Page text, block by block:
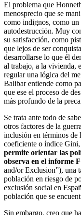
El problema que
menosprecio que se
como indignos, como un
autodestrucción. Muy
su satisfacción, como
que lejos de ser
desarrollarse lo que él
al trabajo, a la vivienda,
regular una lógica del
Balibar entiende como
que ese el proceso de
más profundo de la
Se trata ante todo de
otros factores de la
inclusión en términos de
coeficiente o índice
permite orientar las
observa en el informe
and/or Exclusion”), una
población en riesgo de
exclusión social en
población que se
Sin embargo, creo que